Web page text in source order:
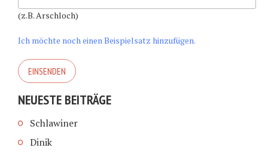
(z.B. Arschloch)
Ich möchte noch einen Beispielsatz hinzufügen.
NEUESTE BEITRÄGE
Schlawiner
Dinik